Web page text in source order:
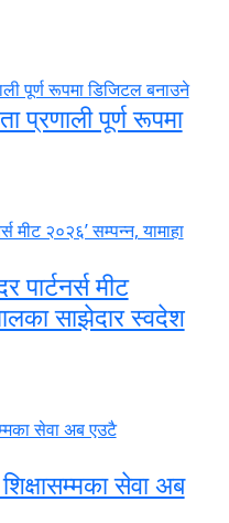
प्रणाली पूर्ण रूपमा
पार्टनर्स मीट
साझेदार स्वदेश
सेवा अब